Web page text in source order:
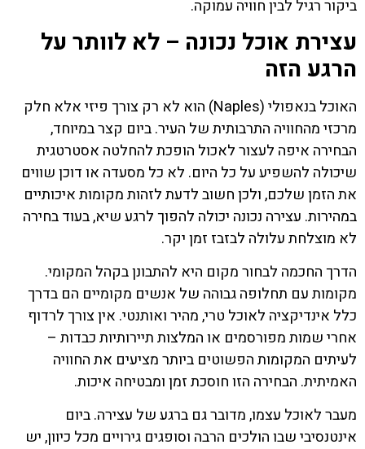
ביקור רגיל לבין חוויה עמוקה.
עצירת אוכל נכונה – לא לוותר על
הרגע הזה
האוכל בנאפולי (Naples) הוא לא רק צורך פיזי אלא חלק
מרכזי מהחוויה התרבותית של העיר. ביום קצר במיוחד,
הבחירה איפה לעצור לאכול הופכת להחלטה אסטרטגית
שיכולה להשפיע על כל היום. לא כל מסעדה או דוכן שווים
את הזמן שלכם, ולכן חשוב לדעת לזהות מקומות איכותיים
במהירות. עצירה נכונה יכולה להפוך לרגע שיא, בעוד בחירה
לא מוצלחת עלולה לבזבז זמן יקר.
הדרך החכמה לבחור מקום היא להתבונן בקהל המקומי.
מקומות עם תחלופה גבוהה של אנשים מקומיים הם בדרך
כלל אינדיקציה לאוכל טרי, מהיר ואותנטי. אין צורך לרדוף
אחרי שמות מפורסמים או המלצות תיירותיות כבדות –
לעיתים המקומות הפשוטים ביותר מציעים את החוויה
האמיתית. הבחירה הזו חוסכת זמן ומבטיחה איכות.
מעבר לאוכל עצמו, מדובר גם ברגע של עצירה. ביום
אינטנסיבי שבו הולכים הרבה וסופגים גירויים מכל כיוון, יש